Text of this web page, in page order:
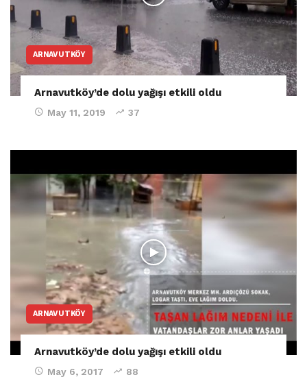
ARNAVUTKÖY
Arnavutköy’de dolu yağışı etkili oldu
May 11, 2019 37
ARNAVUTKÖY
Arnavutköy’de dolu yağışı etkili oldu
May 6, 2017 88